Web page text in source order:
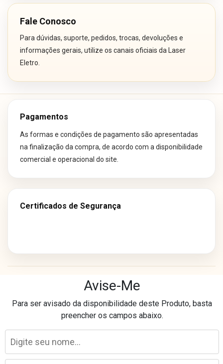
Avise-Me
Para ser avisado da disponibilidade deste Produto, basta
preencher os campos abaixo.
Fale Conosco
Para dúvidas, suporte, pedidos, trocas, devoluções e
informações gerais, utilize os canais oficiais da Laser
Eletro.
Pagamentos
As formas e condições de pagamento são apresentadas
na finalização da compra, de acordo com a disponibilidade
comercial e operacional do site.
Certificados de Segurança
Os preços e condições de pagamento divulgados em nosso site são
Essas condições podem não ser aplicáveis às lojas físicas, televendas
ou outros canais de comercialização.
Laser Eletro Comércio Varejista Ltda - CNPJ: 40.841.728/0093-89
Avenida Marechal Mascarenhas de Morais, 1681 - Imbiribeira - Recife/PE